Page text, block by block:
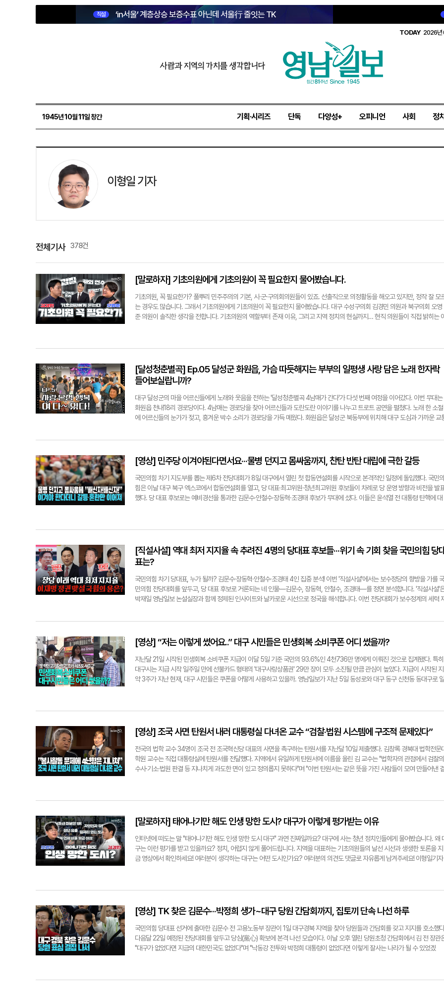
직설 ‘in서울’ 계층상승 보증수표 아닌데 서울行 줄잇는 TK
TODAY 2026년
사람과 지역의 가치를 생각합니다
1945년 10월 11일 창간 기획·시리즈 단독 다양성+ 오피니언 사회 정치
이형일 기자
전체기사 378건
[말로하자] 기초의원에게 기초의원이 꼭 필요한지 물어봤습니다.
기초의원, 꼭 필요한가? 풀뿌리 민주주의의 기본, 시·군·구의회의원들이 있죠. 선출직으로 의정활동을 해오고 있지만, 정작 잘 모
는 경우도 많습니다. 그래서 기초의원에게 기초의원이 꼭 필요한지 물어봤습니다. 대구 수성구의회 김경민 의원과 북구의회 오영
준 의원이 솔직한 생각을 전합니다. 기초의원의 역할부터 존재 이유, 그리고 지역 정치의 현실까지… 현직 의원들이 직접 밝히는 이
[달성청춘별곡] Ep.05 달성군 화원읍, 가슴 따듯해지는 부부의 일평생 사랑 담은 노래 한자락
들어보실랍니까?
대구 달성군의 마을 어르신들에게 노래와 웃음을 전하는 '달성청춘별곡 4남매가 간다'가 다섯 번째 여정을 이어갔다. 이번 무대는
화원읍 천내18리 경로당이다. 4남매는 경로당을 찾아 어르신들과 도란도란 이야기를 나누고 트로트 공연을 펼쳤다. 노래 한 소절
에 어르신들의 눈가가 젖고, 흥겨운 박수 소리가 경로당을 가득 메웠다. 화원읍은 달성군 북동부에 위치해 대구 도심과 가까운 교
"우리 집사람이 참 고맙다"고 말했다. 이에 이윤자 어르신은 "생이 다할 때까지 즐겁게 이태까지 누리지 못한 것들 함께 누릴 것이
다"고 답해 참석자들의 마음을 뭉클하게 했다. '달성청춘별곡 4남매가 간다'는 달성군, 달성문화재단, 달성문화도시센터, 영남일보
가 함께 기획·제작하는 세대 공감 문화 확산 프로그램이다. 4남매는 달성군 곳곳의 경로당을 돌며 노래와 대화로 세대를 잇고, 마을
공동체의 온기를 나누고 있다. 이형일기자 hilee@yeongnam.com
[영상] 민주당 이겨야된다면서요···물병 던지고 몸싸움까지, 찬탄 반탄 대립에 극한 갈등
국민의힘 차기 지도부를 뽑는 제6차 전당대회가 8일 대구에서 열린 첫 합동연설회를 시작으로 본격적인 일정에 돌입했다. 국민의
힘은 이날 대구 북구 엑스코에서 합동연설회를 열고, 당 대표·최고위원·청년최고위원 후보들이 차례로 당 운영 방향과 비전을 발
했다. 당 대표 후보로는 예비경선을 통과한 김문수·안철수·장동혁·조경태 후보가 무대에 섰다. 이들은 윤석열 전 대통령 탄핵에 대
민의힘 당대표 후보] 지금 우리가 싸워야 할 것은 반미 친북 극좌 부패새력입니다. 우리는 이재명 총통 독재를 물리치고 자유민주
의 대한민국을 더욱 위대하게 발전시켜야 되지 않겠습니까 반면 찬탄파인 안철수·조경태 후보는 '윤 어게인'을 외치는 극우 세력을
비판하며, 보수의 핵심 가치 회복과 개혁 필요성을 강조했다. [조경태 국민의힘 당대표 후보] 위헌적이고 불법적인 12·3 비상계엄
을 해서 지금 국민의힘은 거의 해체 수준의 참혹한 순간을 맞이하고 있습니다. 탄핵을 반대하고 부정선거 음모론을 퍼트리고 윤
게인을 부르짖을수록 국민의힘의 지지율은 뚝뚝 떨어지고 있습니다. 그런데 아직 우리 당은 정신 차리지 못하고 있습니다. [안철
국민의힘 당대표 후보] 과거부터 우리 당은 선거만 되면 대구경북을 보수의 심장이라며 추앙하고 표를 갈구했습니다. 이번에도 한
설 중에는 환호가 이어졌다. 특히 극우 성향 인사로 알려진 전한길 씨가 '전한길뉴스' 발행인 자격으로 참석해 눈길을 끌었다. 개혁
성향의 김근식 최고위원 후보가 전 씨를 비판하자, 전 씨는 당원석으로 달려가 "배신자" 구호를 외치도록 독려하기도 했다. 국민의
힘은 8일 대구를 시작으로 ▲13일 부산·울산·경남 ▲13일 충청·호남 ▲14일 수도권·강원·제주에서 합동연설회를 이어간 뒤, 22일
전당대회를 열어 새 지도부를 선출한다. 이형일기자 hilee@yeongnam.com
[직설사설] 역대 최저 지지율 속 추려진 4명의 당대표 후보들···위기 속 기회 찾을 국민의힘 당
표는?
국민의힘 차기 당대표, 누가 될까? 김문수·장동혁·안철수·조경태 4인 집중 분석! 이번 '직설사설'에서는 보수정당의 향방을 가를 국
민의힘 전당대회를 앞두고, 당 대표 후보로 거론되는 네 인물—김문수, 장동혁, 안철수, 조경태—를 정면 분석합니다. '직설사설'
박재일 영남일보 논설실장과 함께 정제된 인사이트와 날카로운 시선으로 정국을 해석합니다. 이번 전당대회가 보수정계의 세력
[영상] “저는 이렇게 썼어요..” 대구 시민들은 민생회복 소비쿠폰 어디 썼을까?
지난달 21일 시작된 민생회복 소비쿠폰 지급이 이달 5일 기준 국민의 93.6%인 4천736만 명에게 이뤄진 것으로 집계됐다. 특히
대구시는 지급 시작 일주일 만에 선불카드 형태의 '대구사랑상품권' 29만 장이 모두 소진될 만큼 관심이 높았다. 지급이 시작된 지
약 3주가 지난 현재, 대구 시민들은 쿠폰을 어떻게 사용하고 있을까. 영남일보가 지난 5일 동성로와 대구 동구 신천동 동대구로 일
했다. 사용 시 불편 사항에 대해서는 "아직까지 큰 불편함은 없다"는 의견이 지배적이었지만, 사용처 제한을 지적하는 목소리도 있
었다. 식료품 구매를 위해 시장을 찾았다는 박모(여·70대)씨는 "받아주는 가게가 많지 않아 몇 번 쓰지도 못했다. 큰 시장에서 정육
점 외에는 받아주는 곳이 없어 고기만 살 수 있었다"고 했다. 그는 "받아주는 곳이 이렇게 적은데 어떻게 쓰겠냐"며 불편을 토로했
다. 정책 평가에 대해서는 여전히 찬반이 엇갈렸다. 이성진씨는 "서민들에게는 도움이 된다"며 이런 제도를 한 번씩 마련해주면 골
목상권에도 활력이 돌 것"이라고 말했다. 반면 박모(남·80대)씨는 "공짜 돈이라 당장은 좋지만, 결국 젊은 세대의 부담으로 돌아갈
[영상] 조국 사면 탄원서 내러 대통령실 다녀온 교수 “검찰·법원 시스템에 구조적 문제있다”
전국의 법학 교수 34명이 조국 전 조국혁신당 대표의 사면을 촉구하는 탄원서를 지난달 10일 제출했다. 김창록 경북대 법학전문
학원 교수는 직접 대통령실에 탄원서를 전달했다. 지역에서 유일하게 탄원서에 이름을 올린 김 교수는 "법학자의 관점에서 검찰의
수사·기소·법원 판결 등 지나치게 과도한 면이 있고 정의롭지 못하다"며 "이번 탄원서는 같은 뜻을 가진 사람들이 모여 만들어낸
[말로하자] 태어나기만 해도 인생 망한 도시? 대구가 이렇게 평가받는 이유
인터넷에 떠도는 말 "태어나기만 해도 인생 망한 도시 대구" 과연 진짜일까요? 대구에 사는 청년 정치인들에게 물어봤습니다. 왜
구는 이런 평가를 받고 있을까요? 정치, 어렵지 않게 풀어드립니다. 지역을 대표하는 기초의원들의 날선 시선과 생생한 토론을 지
금 영상에서 확인하세요! 여러분이 생각하는 대구는 어떤 도시인가요? 여러분의 의견도 댓글로 자유롭게 남겨주세요! 이형일기자
[영상] TK 찾은 김문수···박정희 생가~대구 당원 간담회까지, 집토끼 단속 나선 하루
국민의힘 당대표 선거에 출마한 김문수 전 고용노동부 장관이 1일 대구경북 지역을 찾아 당원들과 간담회를 갖고 지지를 호소했
다음달 22일 예정된 전당대회를 앞두고 당심(黨心) 확보에 본격 나선 모습이다. 이날 오후 열린 당원초청 간담회에서 김 전 장관
"대구가 없었다면 지금의 대한민국도 없었다"며 "낙동강 전투와 박정희 대통령이 없었다면 이렇게 잘사는 나라가 될 수 있었겠